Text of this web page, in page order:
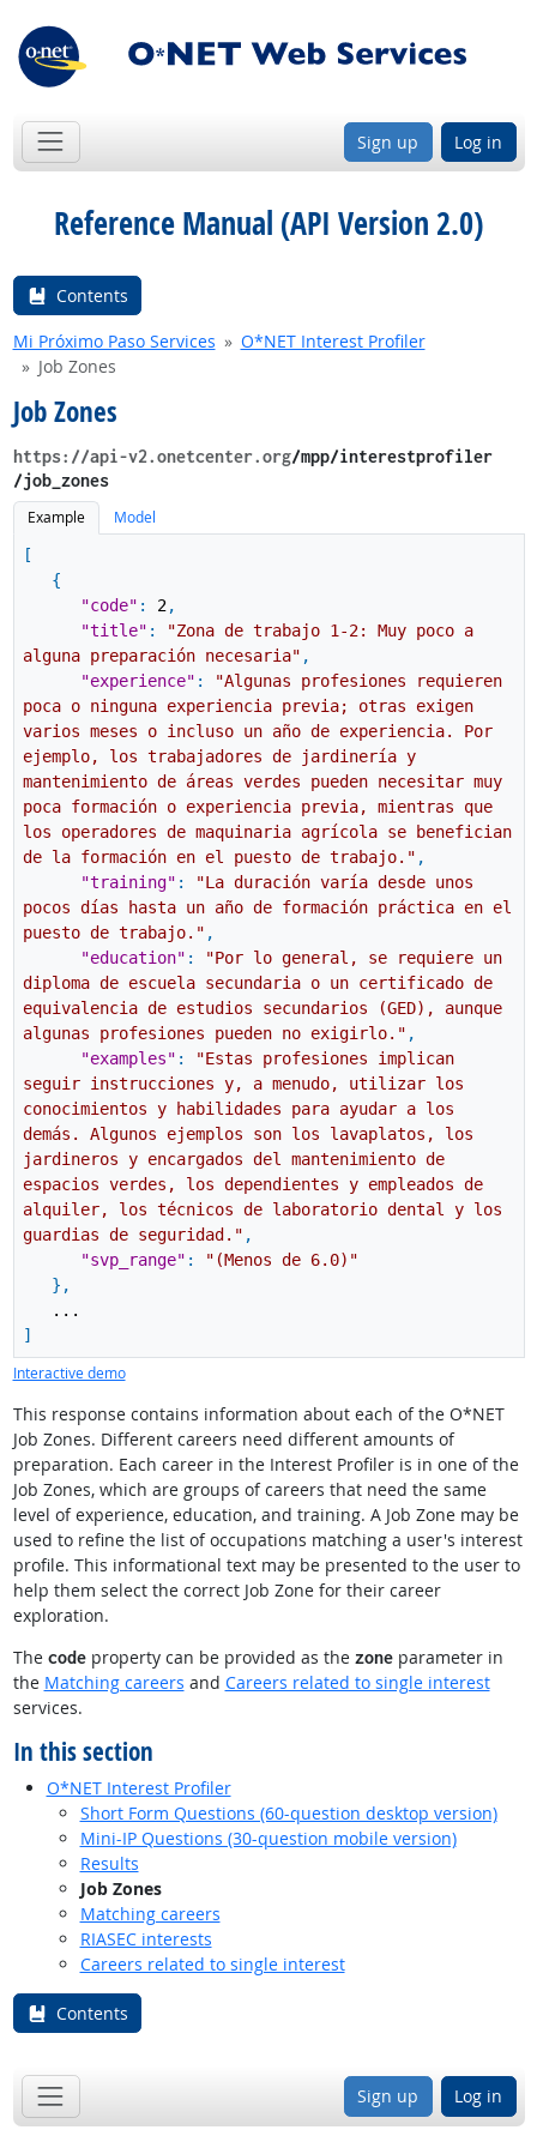
Sign up Log in
Reference Manual (API Version 2.0)
Contents
Mi Próximo Paso Services
O*NET Interest Profiler
Job Zones
Job Zones
https://api-v2.onetcenter.org​/mpp​/interestprofiler​
/job_zones
Example
Model
[
{
"code" : 2,
"title" :
"Zona de trabajo 1-2: Muy poco a
alguna preparación necesaria" ,
"experience" :
"Algunas profesiones requieren
poca o ninguna experiencia previa; otras exigen
varios meses o incluso un año de experiencia. Por
ejemplo, los trabajadores de jardinería y
mantenimiento de áreas verdes pueden necesitar muy
poca formación o experiencia previa, mientras que
los operadores de maquinaria agrícola se benefician
de la formación en el puesto de trabajo." ,
"training" :
"La duración varía desde unos
pocos días hasta un año de formación práctica en el
puesto de trabajo." ,
"education" :
"Por lo general, se requiere un
diploma de escuela secundaria o un certificado de
equivalencia de estudios secundarios (GED), aunque
algunas profesiones pueden no exigirlo." ,
"examples" :
"Estas profesiones implican
seguir instrucciones y, a menudo, utilizar los
conocimientos y habilidades para ayudar a los
demás. Algunos ejemplos son los lavaplatos, los
jardineros y encargados del mantenimiento de
espacios verdes, los dependientes y empleados de
alquiler, los técnicos de laboratorio dental y los
guardias de seguridad." ,
"svp_range" :
"(Menos de 6.0)"
} ,
...
]
Interactive demo
This response contains information about each of the O*NET
Job Zones. Different careers need different amounts of
preparation. Each career in the Interest Profiler is in one of the
Job Zones, which are groups of careers that need the same
level of experience, education, and training. A Job Zone may be
used to refine the list of occupations matching a user's interest
profile. This informational text may be presented to the user to
help them select the correct Job Zone for their career
exploration.
The codeproperty can be provided as the zoneparameter in
the Matching careers and Careers related to single interest
services.
In this section
O*NET Interest Profiler
Short Form Questions (60-question desktop version)
Mini-IP Questions (30-question mobile version)
Results
Job Zones
Matching careers
RIASEC interests
Careers related to single interest
Contents
Sign up Log in